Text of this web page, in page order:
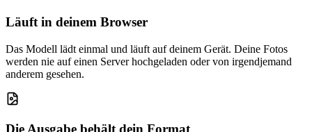
Läuft in deinem Browser
Das Modell lädt einmal und läuft auf deinem Gerät. Deine Fotos
werden nie auf einen Server hochgeladen oder von irgendjemand
anderem gesehen.
Die Ausgabe behält dein Format